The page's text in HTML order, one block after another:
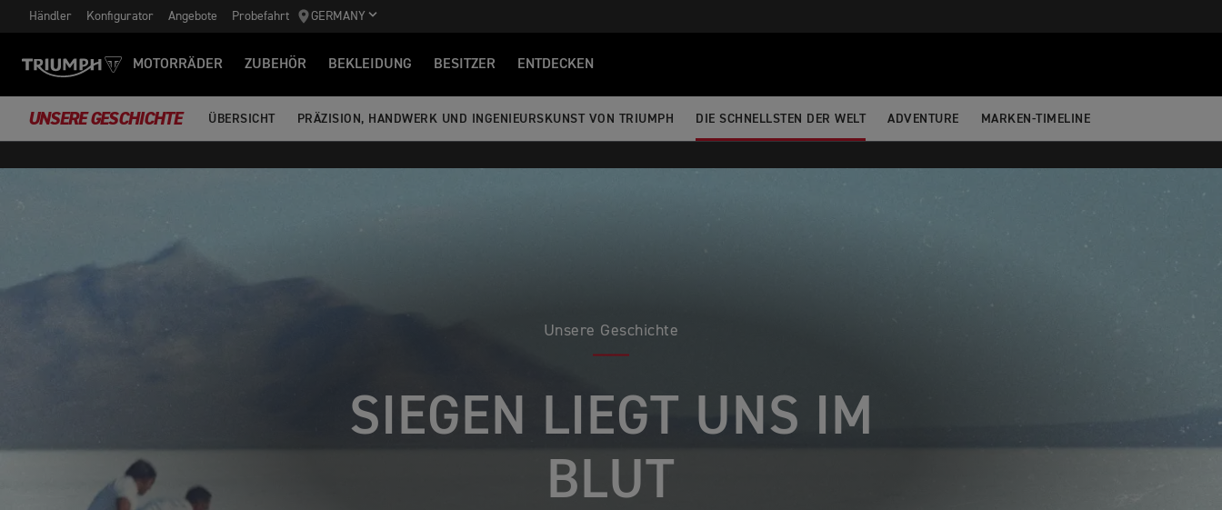
Händler Konfigurator Angebote Probefahrt GERMANY
MOTORRÄDER ZUBEHÖR BEKLEIDUNG BESITZER ENTDECKEN
UNSERE GESCHICHTE ÜBERSICHT PRÄZISION, HANDWERK UND INGENIEURSKUNST VON TRIUMPH DIE SCHNELLSTEN DER WELT ADVENTURE MARKEN-TIMELINE
Unsere Geschichte
SIEGEN LIEGT UNS IM
BLUT